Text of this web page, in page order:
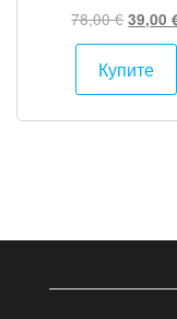
78,00€
price
was:
39,00
Купите